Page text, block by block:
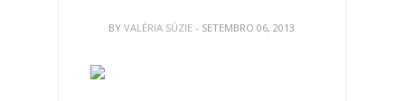
BYVALÉRIA SÚZIE- SETEMBRO 06, 2013